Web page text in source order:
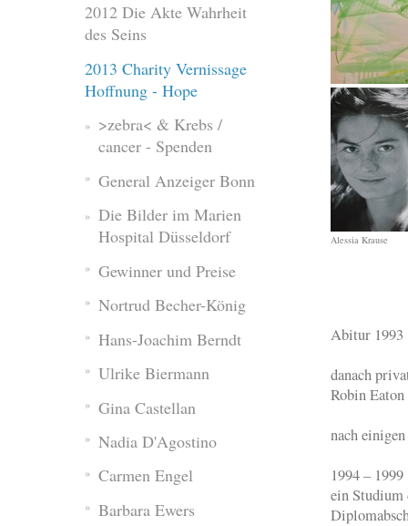
Alessia Krause
Abitur 1993
danach
Robin
nach
1994 – 1999
ein
2012 Die Akte Wahrheit
des Seins
2013 Charity Vernissage
Hoffnung - Hope
>zebra< & Krebs /
cancer - Spenden
General Anzeiger Bonn
Die Bilder im Marien
Hospital Düsseldorf
Gewinner und Preise
Nortrud Becher-König
Hans-Joachim Berndt
Ulrike Biermann
Gina Castellan
Nadia D'Agostino
Carmen Engel
Barbara Ewers